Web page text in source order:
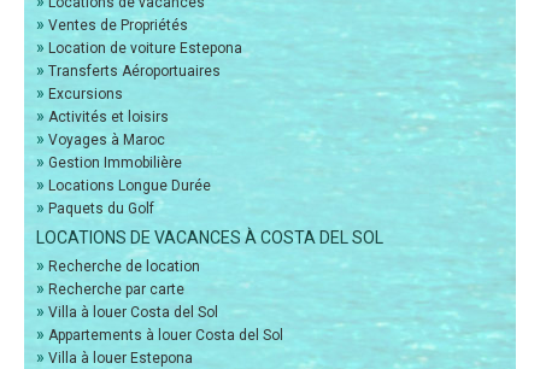
» Ventes de Propriétés
» Location de voiture Estepona
» Transferts Aéroportuaires
» Excursions
» Activités et loisirs
» Voyages à Maroc
» Gestion Immobilière
» Locations Longue Durée
» Paquets du Golf
LOCATIONS DE VACANCES À COSTA DEL SOL
» Recherche de location
» Recherche par carte
» Villa à louer Costa del Sol
» Appartements à louer Costa del Sol
» Villa à louer Estepona